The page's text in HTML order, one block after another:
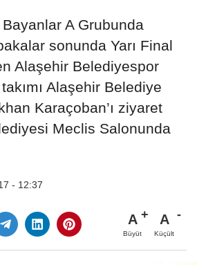
A Grubunda
sonunda Yarı Final
Alaşehir Belediyespor
Alaşehir Belediye
Karaçoban’ı ziyaret
Meclis Salonunda
- 12:37
A
Büyüt
A
Küçült